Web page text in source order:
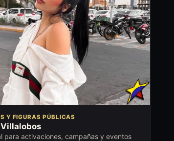
Y FIGURAS PÚBLICAS
para activaciones, campañas y eventos